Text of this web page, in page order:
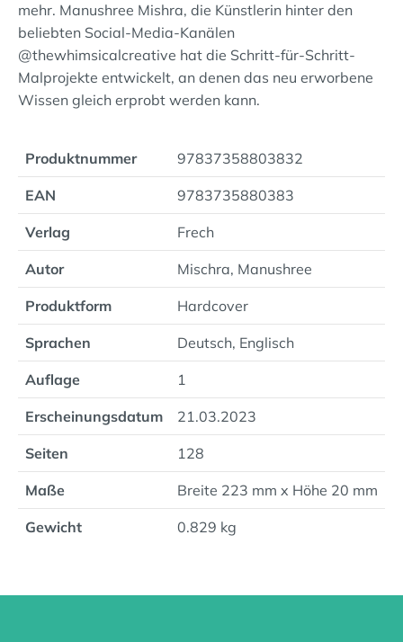
mehr. Manushree Mishra, die Künstlerin hinter den
beliebten Social-Media-Kanälen
@thewhimsicalcreative hat die Schritt-für-Schritt-
Malprojekte entwickelt, an denen das neu erworbene
Wissen gleich erprobt werden kann.
Produktnummer 97837358803832
EAN 9783735880383
Verlag Frech
Autor Mischra, Manushree
Produktform Hardcover
Sprachen Deutsch, Englisch
Auflage 1
Erscheinungsdatum 21.03.2023
Seiten 128
Maße Breite 223 mm x Höhe 20 mm
Gewicht 0.829 kg